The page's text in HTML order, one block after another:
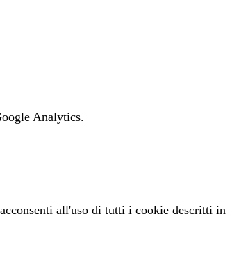
Analytics.
all'uso di tutti i cookie descritti in